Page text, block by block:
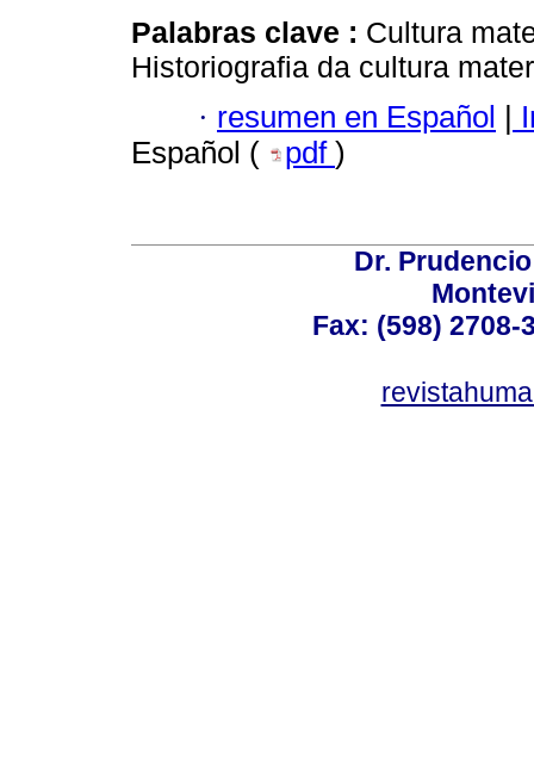
Palabras clave : Cultura
Historiografia da cultura
· resumen en Español
Español (
pdf )
Dr.
Fax: (598) 2708-